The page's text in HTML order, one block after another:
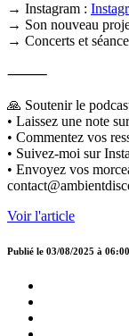
→ Instagram :
→ Son nouveau
→ Concerts et
⸻
🙏 Soutenir le
• Laissez une note
• Commentez vos
• Suivez-moi sur
• Envoyez vos
Voir l'article
Publié le 03/08/2025 à 06:00